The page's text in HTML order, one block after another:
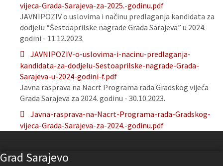
vijeca-Grada-Sarajeva-za-2025.-godinu.pdf
JAVNIPOZIV o uslovima i načinu predlaganja kandidata za
dodjelu “Šestoaprilske nagrade Grada Sarajeva” u 2024.
godini - 11.12.2023.
JAVNIPOZIV-o-uslovima-i-nacinu-predlaganja-
kandidata-za-dodjelu-Sestoaprilske-nagrade-Grada-
Sarajeva-u-2024-godini-f.pdf
Javna rasprava na Nacrt Programa rada Gradskog vijeća
Grada Sarajeva za 2024. godinu - 30.10.2023.
Javna-rasprava-na-Nacrt-Programa-rada-Gradskog-
vijeca-Grada-Sarajeva-za-2024.-godinu.pdf
Grad Sarajevo